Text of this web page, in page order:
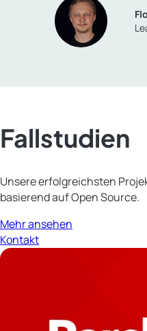
Fallstudien
Unsere erfolgreichsten
basierend auf Open Source.
Mehr ansehen
Kontakt